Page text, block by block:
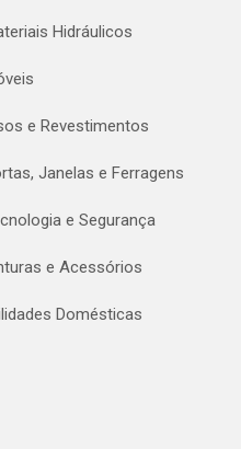
Hidráulicos
e Revestimentos
Janelas e Ferragens
e Segurança
e Acessórios
Domésticas